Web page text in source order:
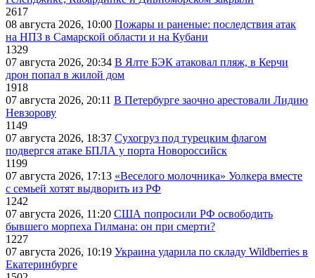
2617
08 августа 2026, 10:00 Пожары и раненые: последствия атак
на НПЗ в Самарской области и на Кубани
1329
07 августа 2026, 20:34 В Ялте БЭК атаковал пляж, в Керчи
дрон попал в жилой дом
1918
07 августа 2026, 20:11 В Петербурге заочно арестовали Лидию
Невзорову
1149
07 августа 2026, 18:37 Сухогруз под турецким флагом
подвергся атаке БПЛА у порта Новороссийск
1199
07 августа 2026, 17:13 «Веселого молочника» Уолкера вместе
с семьей хотят выдворить из РФ
1242
07 августа 2026, 11:20 США попросили РФ освободить
бывшего морпеха Гилмана: он при смерти?
1227
07 августа 2026, 10:19 Украина ударила по складу Wildberries в
Екатеринбурге